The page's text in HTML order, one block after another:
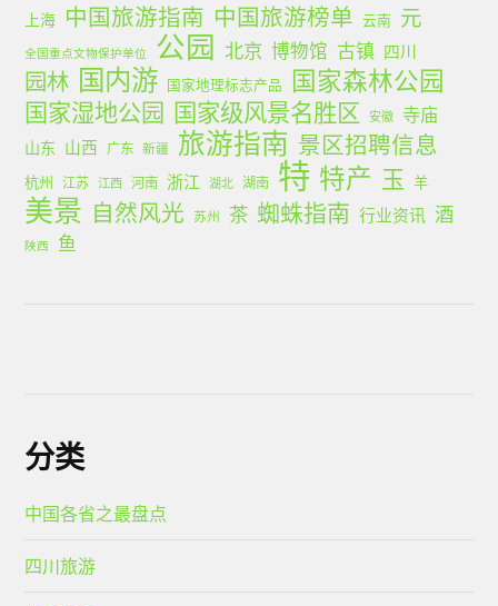
上海 中国旅游指南 中国旅游榜单 云南 元
全国重点文物保护单位 公园 北京 博物馆 古镇 四川
园林 国内游 国家地理标志产品 国家森林公园
国家湿地公园 国家级风景名胜区 安徽 寺庙
山东 山西 广东 新疆 旅游指南 景区招聘信息
杭州 江苏 江西 河南 浙江 湖北 湖南 特 特产 玉 羊
美景 自然风光 苏州 茶 蜘蛛指南 行业资讯 酒
陕西 鱼
分类
中国各省之最盘点
四川旅游